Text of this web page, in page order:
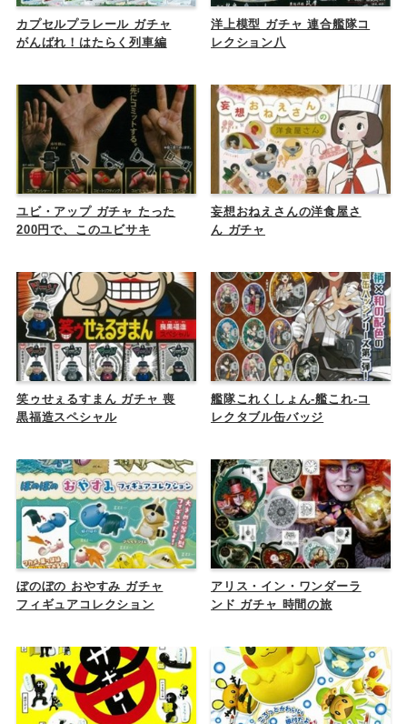
カプセルプラレール ガチャ
がんばれ！はたらく列車編
洋上模型 ガチャ 連合艦隊コ
レクション八
ユビ・アップ ガチャ たった
200円で、このユビサキ
妄想おねえさんの洋食屋さ
ん ガチャ
笑ゥせぇるすまん ガチャ 喪
黒福造スペシャル
艦隊これくしょん-艦これ-コ
レクタブル缶バッジ
ぼのぼの おやすみ ガチャ
フィギュアコレクション
アリス・イン・ワンダーラ
ンド ガチャ 時間の旅